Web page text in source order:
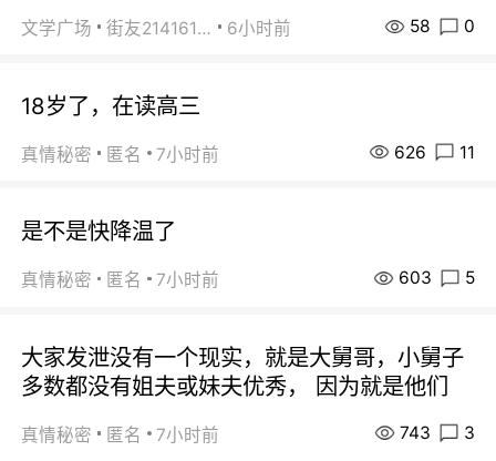
文学广场 街友21416156 6小时前 58 0
18岁了，在读高三
真情秘密 匿名 7小时前 626 11
是不是快降温了
真情秘密 匿名 7小时前 603 5
大家发泄没有一个现实，就是大舅哥，小舅子
多数都没有姐夫或妹夫优秀， 因为就是他们
真情秘密 匿名 7小时前 743 3